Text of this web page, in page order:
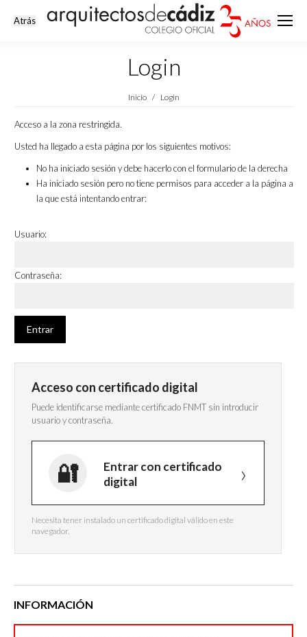
Login
Estás aquí:
Inicio Login
Acceso a la zona restringida.
Usted ha llegado a esta página por los siguientes motivos:
No ha iniciado sesión y debe hacerlo con el formulario de la derecha
Ha iniciado sesión pero no tiene permisos para acceder a la página a
la que está intentando entrar:
Usuario:
Contraseña:
Acceso con certificado digital
Puede identificarse mediante certificado FNMT sin introducir
usuario y contraseña.
Entrar con certificado
digital
Necesita tener instalado un certificado digital válido en este
navegador.
INFORMACIÓN